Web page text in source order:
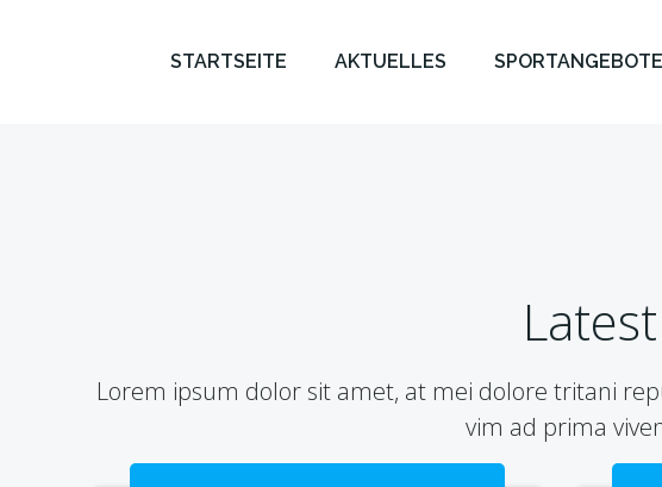
STARTSEITE AKTUELLES SPORTANGEBOTE
Lorem ipsum dolor sit amet, at mei dolore tritani
vim ad prima